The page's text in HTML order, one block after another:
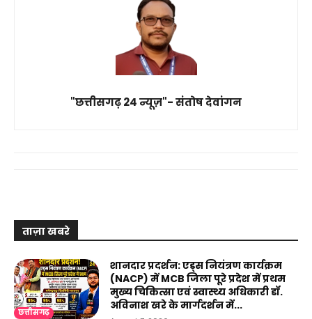
"छत्तीसगढ़ 24 न्यूज़"- संतोष देवांगन
ताज़ा खबरे
छत्तीसगढ़
शानदार प्रदर्शन: एड्स नियंत्रण कार्यक्रम
(NACP) में MCB जिला पूरे प्रदेश में प्रथम
मुख्य चिकित्सा एवं स्वास्थ्य अधिकारी डॉ.
अविनाश खरे के मार्गदर्शन में...